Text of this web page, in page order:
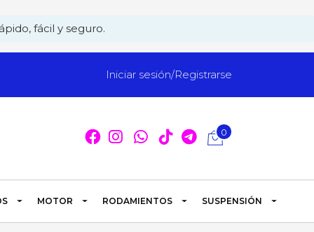
fácil y seguro.
Iniciar sesión/Registrarse
0
MOTOR RODAMIENTOS SUSPENSIÓN